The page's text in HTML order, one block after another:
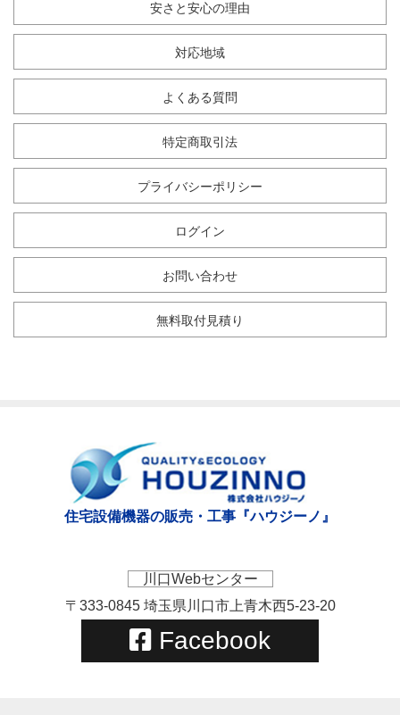
安さと安心の理由
対応地域
よくある質問
特定商取引法
プライバシーポリシー
ログイン
お問い合わせ
無料取付見積り
住宅設備機器の販売・工事『ハウジーノ』
川口Webセンター
〒333-0845 埼玉県川口市上青木西5-23-20
Facebook